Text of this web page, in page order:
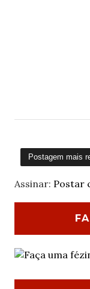
Postagem mais
Assinar: Postar